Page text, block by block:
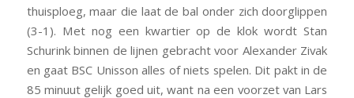
thuisploeg, maar die laat de bal onder zich doorglippen
(3-1). Met nog een kwartier op de klok wordt Stan
Schurink binnen de lijnen gebracht voor Alexander Zivak
en gaat BSC Unisson alles of niets spelen. Dit pakt in de
85 minuut gelijk goed uit, want na een voorzet van Lars